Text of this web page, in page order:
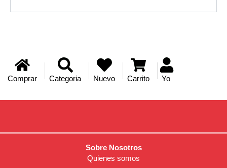
Comprar Categoria Nuevo Carrito Yo
Sobre Nosotros
Quienes somos